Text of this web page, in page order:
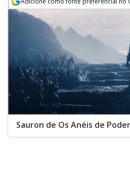
Opens in new window
Sauron de Os Anéis de Poder